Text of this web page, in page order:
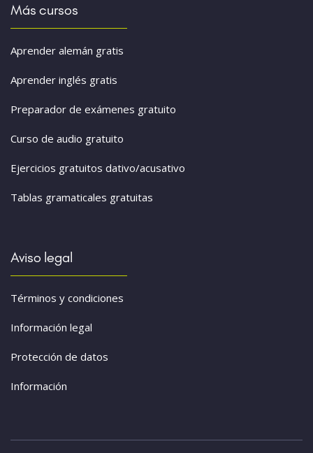
Más cursos
Aprender alemán gratis
Aprender inglés gratis
Preparador de exámenes gratuito
Curso de audio gratuito
Ejercicios gratuitos dativo/acusativo
Tablas gramaticales gratuitas
Aviso legal
Términos y condiciones
Información legal
Protección de datos
Información